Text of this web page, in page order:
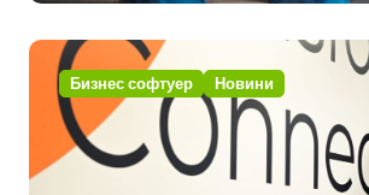
Бизнес софтуер Новини